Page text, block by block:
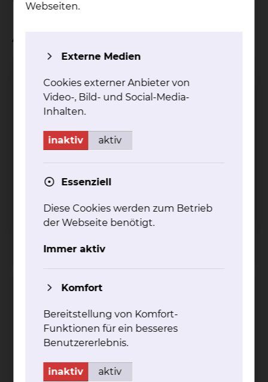
Ansprechpartner
Christine Wolnik
Tel.:+49 531 595 2224 Anrufbeantworter in
Abwesenheit
Evelyne Christine Elise Feddersen
Webseiten.
Externe Medien
Cookies externer Anbieter von
Video-, Bild- und Social-Media-
Inhalten.
inaktiv aktiv
Essenziell
Diese Cookies werden zum Betrieb
der Webseite benötigt.
Immer aktiv
Komfort
Bereitstellung von Komfort-
Funktionen für ein besseres
Benutzererlebnis.
inaktiv aktiv